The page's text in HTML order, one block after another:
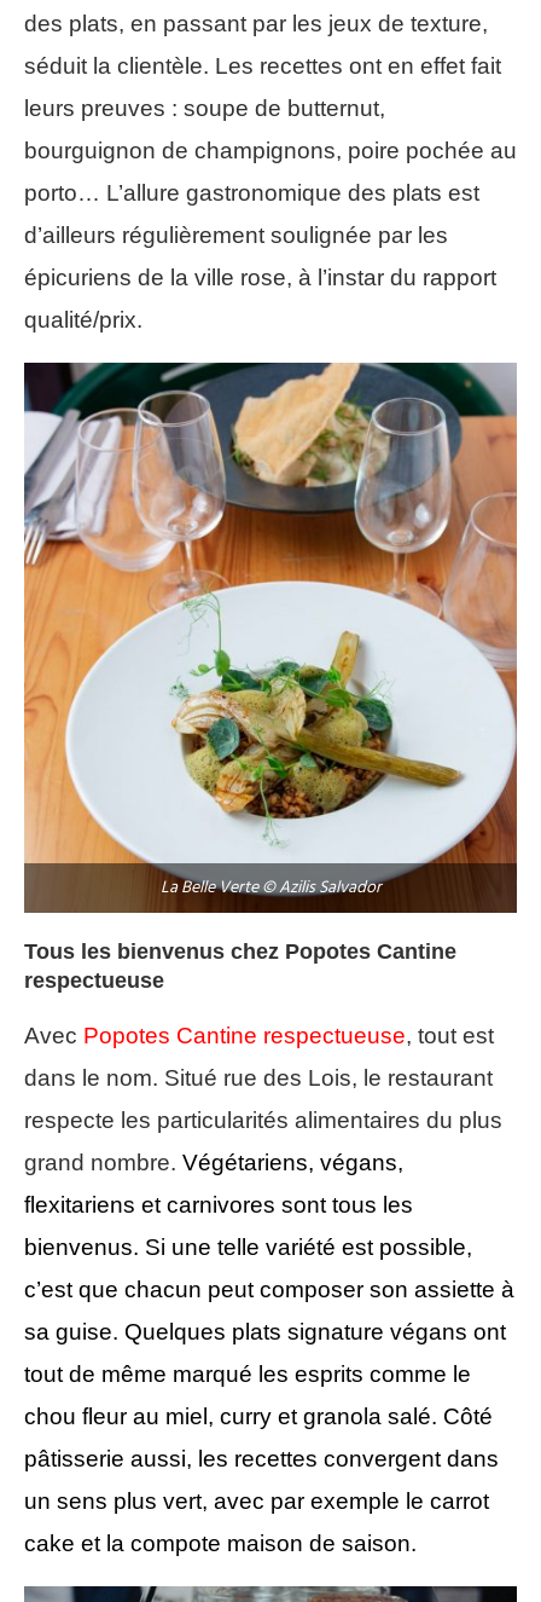
des plats, en passant par les jeux de texture,
séduit la clientèle. Les recettes ont en effet fait
leurs preuves : soupe de butternut,
bourguignon de champignons, poire pochée au
porto… L’allure gastronomique des plats est
d’ailleurs régulièrement soulignée par les
épicuriens de la ville rose, à l’instar du rapport
qualité/prix.
La Belle Verte © Azilis Salvador
Tous les bienvenus chez Popotes Cantine
respectueuse
Avec Popotes Cantine respectueuse, tout est
dans le nom. Situé rue des Lois, le restaurant
respecte les particularités alimentaires du plus
grand nombre. Végétariens, végans,
flexitariens et carnivores sont tous les
bienvenus. Si une telle variété est possible,
c’est que chacun peut composer son assiette à
sa guise. Quelques pl ats signature végans ont
tout de même marqué les esprits comme le
chou fleur au miel, curry et granola salé. Côté
pâtisserie aussi, les recettes convergent dans
un sens plus vert, avec par exemple le carrot
cake et la compote maison de saison.